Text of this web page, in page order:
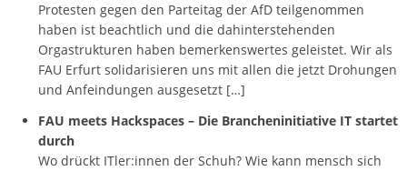
Protesten gegen den Parteitag der AfD teilgenommen
haben ist beachtlich und die dahinterstehenden
Orgastrukturen haben bemerkenswertes geleistet. Wir als
FAU Erfurt solidarisieren uns mit allen die jetzt Drohungen
und Anfeindungen ausgesetzt […]
FAU meets Hackspaces – Die Brancheninitiative IT startet
durch
Wo drückt ITler:innen der Schuh? Wie kann mensch sich